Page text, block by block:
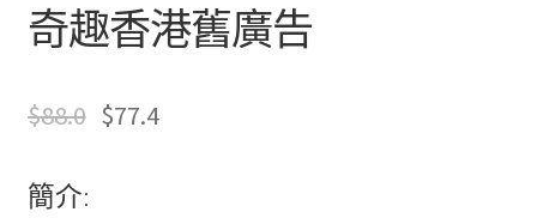
奇趣香港舊廣告
$88.0 $77.4
簡介: